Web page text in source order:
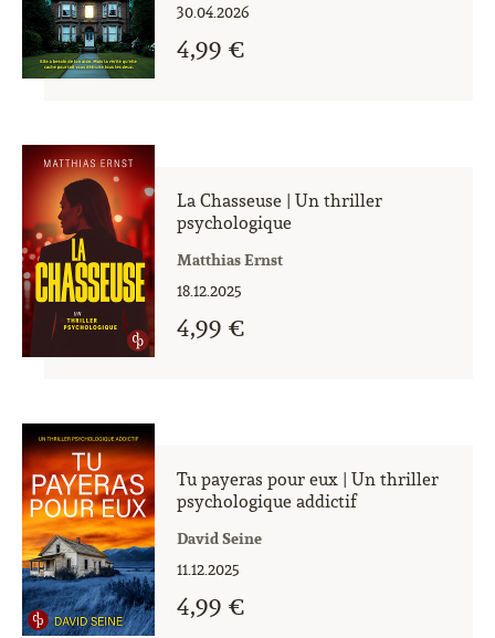
30.04.2026
4,99 €
La Chasseuse | Un thriller
psychologique
Matthias Ernst
18.12.2025
4,99 €
Tu payeras pour eux | Un thriller
psychologique addictif
David Seine
11.12.2025
4,99 €